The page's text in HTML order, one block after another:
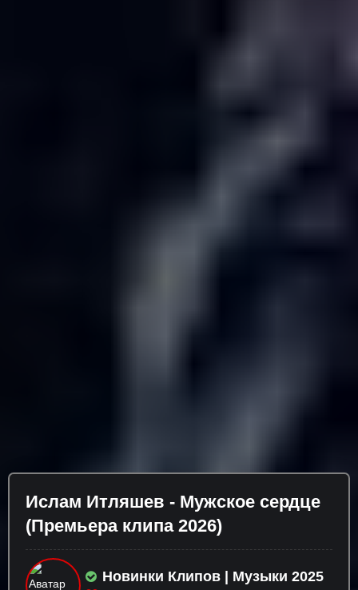
Ислам Итляшев - Мужское сердце
(Премьера клипа 2026)
Новинки Клипов | Музыки 2025